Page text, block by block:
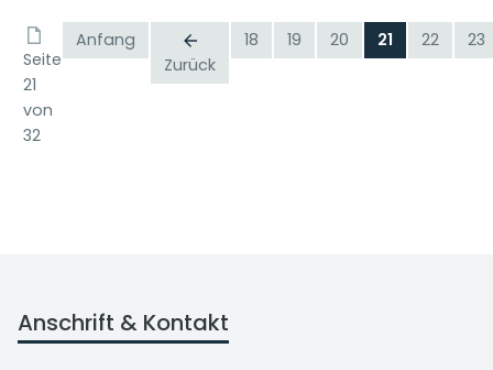
Seite
21
von
32
Anfang
Zurück
18 19 20 21 22 23
Anschrift & Kontakt